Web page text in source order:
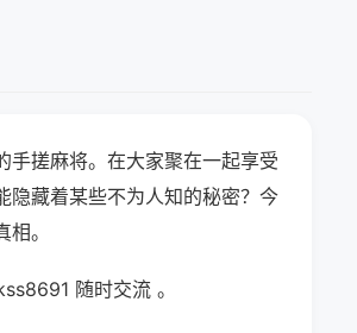
手搓麻将。在大家聚在一起享受
隐藏着某些不为人知的秘密？今
。
随时交流 。